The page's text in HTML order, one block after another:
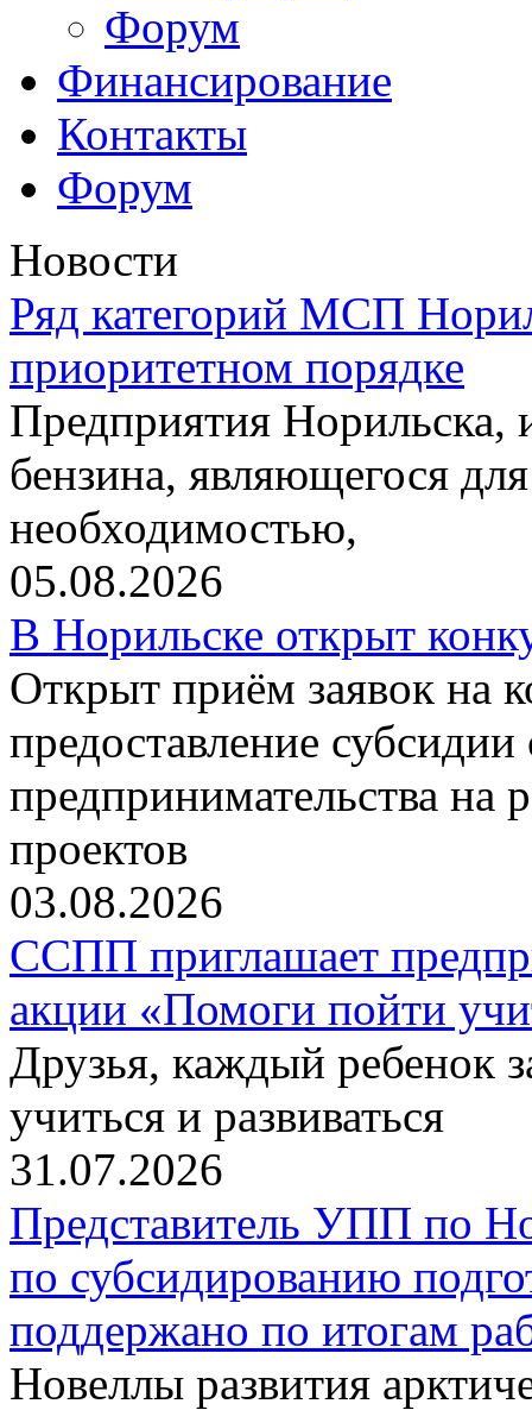
Форум
Финансирование
Контакты
Форум
Новости
Ряд категорий МСП
приоритетном порядке
Предприятия
бензина, являющегося
необходимостью,
05.08.2026
В Норильске открыт
Открыт приём заявок на
предоставление
предпринимательства на
проектов
03.08.2026
ССПП приглашает
акции «Помоги пойти
Друзья, каждый ребенок
учиться и развиваться
31.07.2026
Представитель УПП по
по субсидированию
поддержано по итогам
Новеллы развития